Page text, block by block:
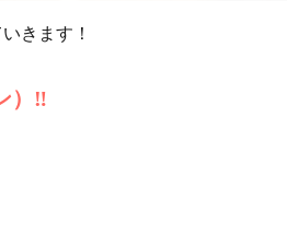
きます！
）‼️